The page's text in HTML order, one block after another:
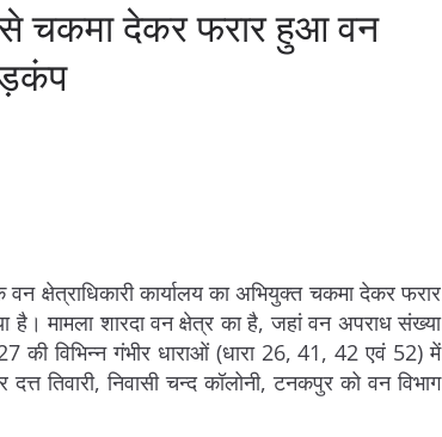
से चकमा देकर फरार हुआ वन
क्षेत्राधिकारी कार्यालय का अभियुक्त चकमा देकर फरार
मामला शारदा वन क्षेत्र का है, जहां वन अपराध संख्या
विभिन्न गंभीर धाराओं (धारा 26, 41, 42 एवं 52) में
तिवारी, निवासी चन्द कॉलोनी, टनकपुर को वन विभाग